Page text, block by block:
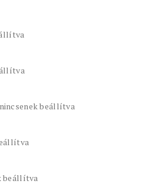
beállítva
beállítva